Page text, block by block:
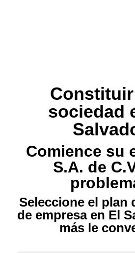
sociedad
Comience su
S.A. de
Seleccione el plan
de empresa en El
más le